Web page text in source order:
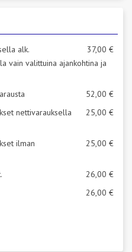
alk.
37,00 €
vain valittuina ajankohtina ja
52,00 €
nettivarauksella
25,00 €
ilman
25,00 €
26,00 €
26,00 €